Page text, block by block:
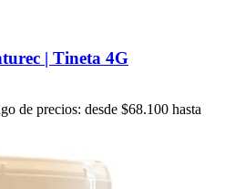
| Tineta 4G
de precios: desde $68.100 hasta